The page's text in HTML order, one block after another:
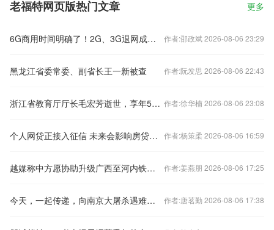
老福特网页版热门文章 更多
6G商用时间明确了！2G、3G退网成必然 老用户怎么办？ 作者:邵政斌 2026-08-06 23:29
黑龙江省委常委、副省长王一新被查 作者:阮发思 2026-08-06 22:43
浙江省教育厅厅长毛宏芳逝世，享年58岁 作者:徐华楠 2026-08-06 23:08
个人网贷正接入征信 未来会影响房贷么？ 作者:杨策柔 2026-08-06 16:59
越媒称中方愿协助升级广西至河内铁路交通，外交部回应 作者:姜燕朋 2026-08-06 17:25
今天，一起传递，向南京大屠杀遇难同胞致哀！ 作者:唐茗勤 2026-08-06 17:38